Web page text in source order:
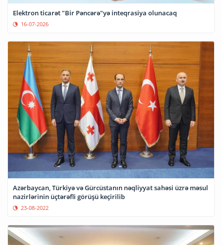
Elektron ticarət "Bir Pəncərə"yə inteqrasiya olunacaq
16-07-2026
Azərbaycan, Türkiyə və Gürcüstanın nəqliyyat sahəsi üzrə məsul
23-08-2022